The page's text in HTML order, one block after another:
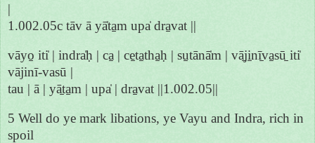
|
1.002.05c tāv ā yā̍ta̱m upa̍ dra̱vat ||
vāyo̱ iti̍ | indra̍ḥ | ca̱ | ce̱ta̱tha̱ḥ | su̱tānā̍m | vā̱ji̱nī̱va̱sū̱ iti̍
vājinī-vasū |
tau | ā | yā̱ta̱m | upa̍ | dra̱vat ||1.002.05||
5 Well do ye mark libations, ye Vayu and Indra, rich in
spoil